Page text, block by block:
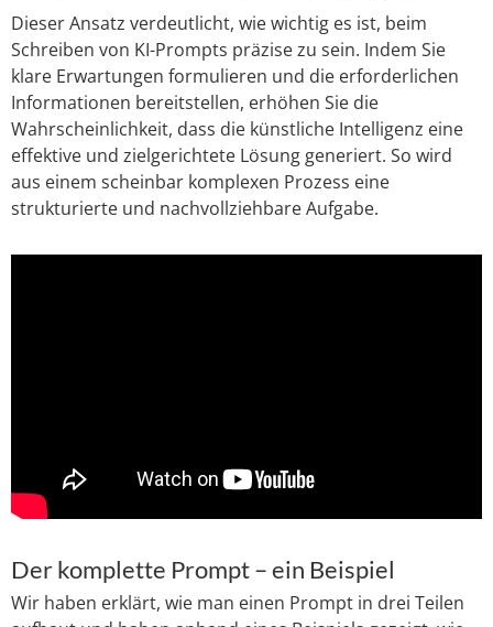
Dieser Ansatz verdeutlicht, wie wichtig es ist, beim
Schreiben von KI-Prompts präzise zu sein. Indem Sie
klare Erwartungen formulieren und die erforderlichen
Informationen bereitstellen, erhöhen Sie die
Wahrscheinlichkeit, dass die künstliche Intelligenz eine
effektive und zielgerichtete Lösung generiert. So wird
aus einem scheinbar komplexen Prozess eine
strukturierte und nachvollziehbare Aufgabe.
Der komplette Prompt – ein Beispiel
Wir haben erklärt, wie man einen Prompt in drei Teilen